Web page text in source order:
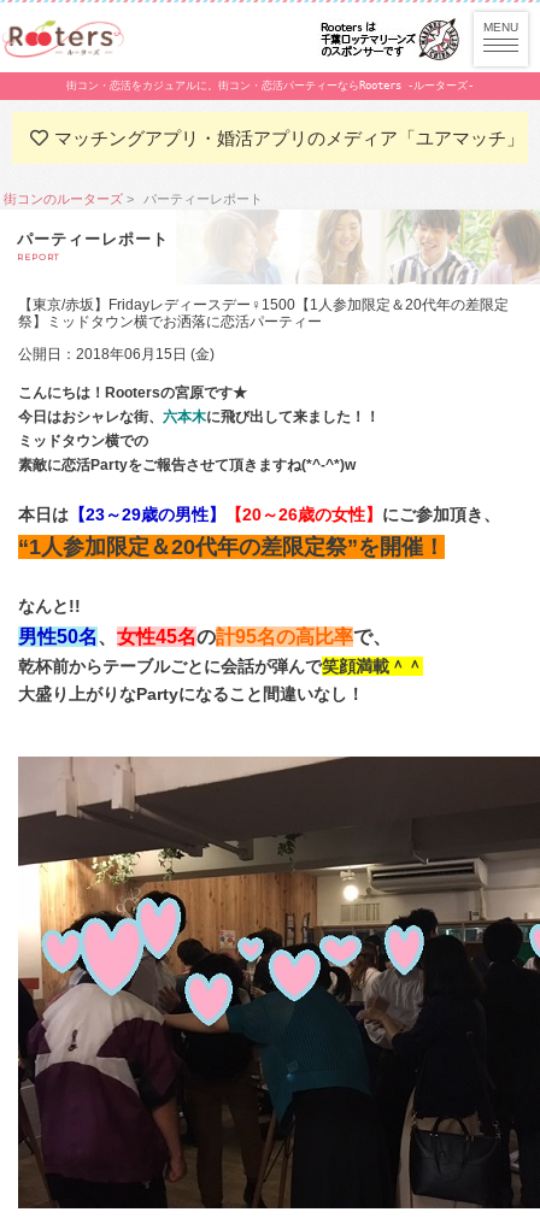
街コン・恋活をカジュアルに。街コン・恋活パーティーならRooters -ルーターズ-
マッチングアプリ・婚活アプリのメディア「ユアマッチ」
街コンのルーターズ パーティーレポート
パーティーレポート
REPORT
【東京/赤坂】Fridayレディースデー♀1500【1人参加限定＆20代年の差限定
祭】ミッドタウン横でお洒落に恋活パーティー
公開日：2018年06月15日 (金)
こんにちは！Rootersの宮原です★
今日はおシャレな街、 六本木に飛び出して来ました！！
ミッドタウン横での
素敵に恋活Partyをご報告させて頂きますね(*^-^*)w
本日は 【23～29歳の男性】 【20～26歳の女性】 にご参加頂き、
“1人参加限定＆20代年の差限定祭”を開催！
なんと!!
男性50名、 女性45名の計95名の高比率で、
乾杯前からテーブルごとに会話が弾んで笑顔満載＾＾
大盛り上がりなPartyになること間違いなし！